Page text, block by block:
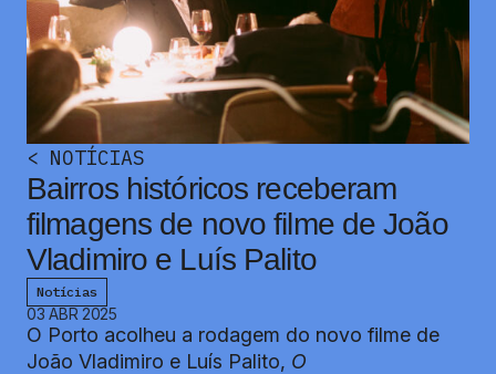
< NOTÍCIAS
Bairros históricos receberam
filmagens de novo filme de João
Vladimiro e Luís Palito
Notícias
03 ABR 2025
O Porto acolheu a rodagem do novo filme de
João Vladimiro e Luís Palito, O